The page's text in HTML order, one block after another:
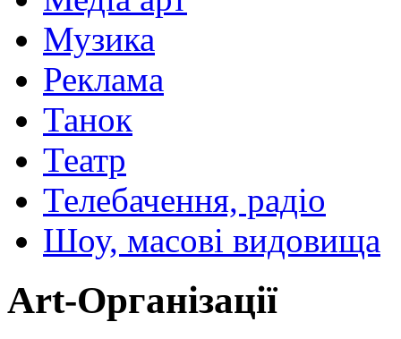
Музика
Реклама
Танок
Театр
Телебачення, радіо
Шоу, масові видовища
Art-Організації